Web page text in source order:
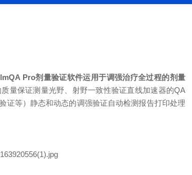
Pro剂量验证软件运用于调强治疗全过程的剂量
量保证测量光野、射野一致性验证直线加速器的QA
证等） 静态和动态的调强验证自动检测报告打印处理